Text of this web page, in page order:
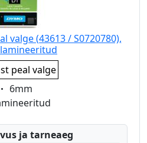
valge (43613 / S0720780),
peal valge
Eigenschaft:
6mm
ja tarneaeg